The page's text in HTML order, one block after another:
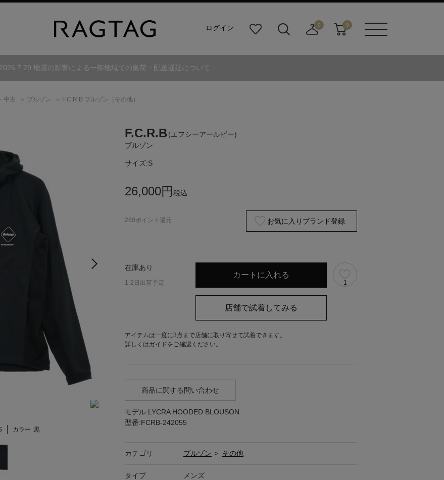
ログイン
り
ダ
0
寄
0
2026.7.29 地震の影響による一部地域での集荷・配送遅延について
中古 ブルゾン F.C.R.B ブルゾン（その他）
カラー :黒
F.C.R.B (エフシーアールビー)
ブルゾン
サイズ:S
26,000円 税込
260ポイント還元 お気に入りブランド登録
在庫あり
1-2日出荷予定 1
アイテムは一度に3点まで店舗に取り寄せて試着できます。
詳しくはガイド をご確認ください。
商品に関する問い合わせ
モデル:LYCRA HOODED BLOUSON
型番:FCRB-242055
カテゴリ ブルゾン > その他
タイプ メンズ